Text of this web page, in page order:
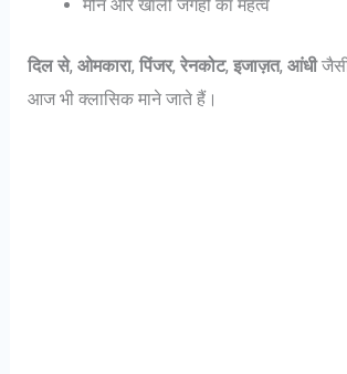
मौन और खाली जगहों का महत्व
दिल से,ओमकारा,पिंजर,रेनकोट,इजाज़त,आंधी
आज भी क्लासिक माने जाते हैं।